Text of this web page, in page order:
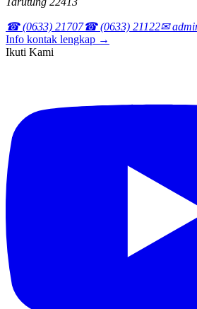
☎ (0633) 21707☎ (0633) 21122✉
Info kontak lengkap →
Ikuti Kami